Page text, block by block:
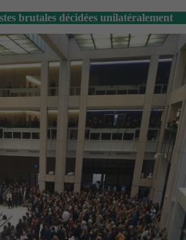
brutales décidées unilatéralement